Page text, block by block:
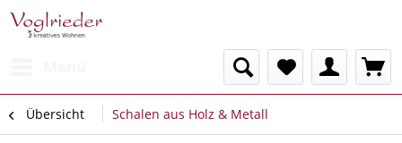
Übersicht Schalen aus Holz & Metall